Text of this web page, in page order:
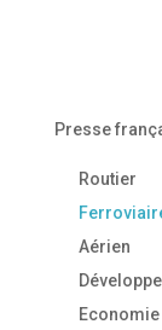
Presse
Routier
Aérien
Economie